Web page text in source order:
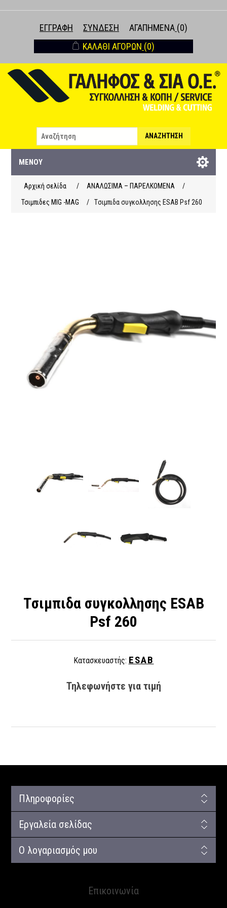
ΕΓΓΡΑΦΉ ΣΎΝΔΕΣΗ ΑΓΑΠΗΜΈΝΑ (0)
ΚΑΛΆΘΙ ΑΓΟΡΏΝ (0)
ΑΝΑΖΉΤΗΣΗ
ΜΕΝΟΎ
Αρχική σελίδα / ΑΝΑΛΩΣΙΜΑ – ΠΑΡΕΛΚΟΜΕΝΑ
/
Τσιμπιδες MIG -MAG
/ Tσιμπιδα συγκολλησης ESAB Psf 260
Tσιμπιδα συγκολλησης ESAB
Psf 260
Κατασκευαστής: ESAB
Τηλεφωνήστε για τιμή
Πληροφορίες
Εργαλεία σελίδας
Ο λογαριασμός μου
Επικοινωνία